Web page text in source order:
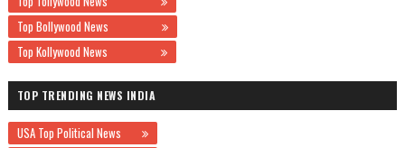
Top Bollywood News
Top Kollywood News
TOP TRENDING NEWS INDIA
USA Top Political News